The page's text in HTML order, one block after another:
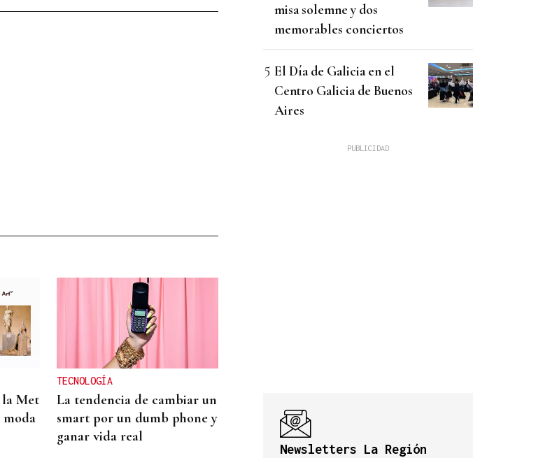
Met
moda
TECNOLOGÍA
La tendencia de cambiar un
smart por un dumb phone y
ganar vida real
misa solemne y dos
memorables conciertos
El Día de Galicia en el
Centro Galicia de Buenos
Aires
Newsletters La Región